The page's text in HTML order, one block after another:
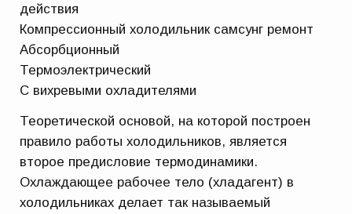
действия
Компрессионный холодильник самсунг ремонт
Абсорбционный
Термоэлектрический
С вихревыми охладителями
Теоретической основой, на которой построен
правило работы холодильников, является
второе предисловие термодинамики.
Охлаждающее рабочее тело (хладагент) в
холодильниках делает так называемый